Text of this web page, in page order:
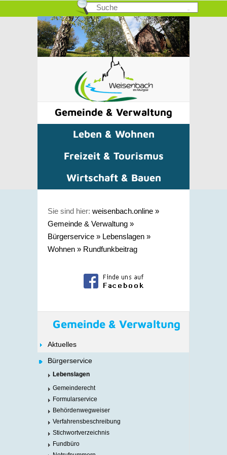
Gemeinde & Verwaltung
Leben & Wohnen
Freizeit & Tourismus
Wirtschaft & Bauen
Sie sind hier: weisenbach.online »
Gemeinde & Verwaltung »
Bürgerservice » Lebenslagen »
Wohnen » Rundfunkbeitrag
Gemeinde & Verwaltung
Aktuelles
Bürgerservice
Lebenslagen
Gemeinderecht
Formularservice
Behördenwegweiser
Verfahrensbeschreibung
Stichwortverzeichnis
Fundbüro